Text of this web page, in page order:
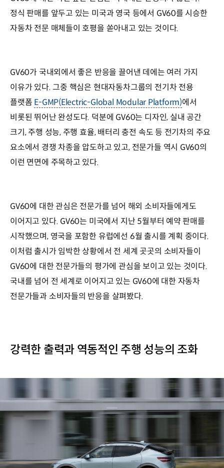
정식 판매를 앞두고 있는 미국과 영국 등에서 GV60를 시승한
자동차 전문 매체들이 호평을 쏟아내고 있는 것이다.
GV60가 국내외에서 좋은 반응을 끌어낸 데에는 여러 가지
이유가 있다. 그중 핵심은 현대자동차그룹의 전기차 전용
플랫폼 E-GMP(Electric-Global Modular Platform)에서
비롯된 뛰어난 완성도다. 덕분에 GV60는 디자인, 실내 공간
크기, 주행 성능, 주행 효율, 배터리 충전 속도 등 전기차의 주요
요소에서 경쟁 차종을 압도하고 있고, 전문가들 역시 GV60의
이런 면면에 주목하고 있다.
GV60에 대한 관심은 전문가를 넘어 해외 소비자들에게도
이어지고 있다. GV60는 미국에서 지난 5월부터 예약 판매를
시작했으며, 영국을 포함한 유럽에선 6월 출시를 계획 중이다.
이처럼 출시가 임박한 상황에서 전 세계 곳곳의 소비자들이
GV60에 대한 전문가들의 평가에 관심을 보이고 있는 것이다.
국내를 넘어 전 세계로 이어지고 있는 GV60에 대한 자동차
전문가들과 소비자들의 반응을 살펴봤다.
강력한 출력과 역동적인 주행 성능의 조화